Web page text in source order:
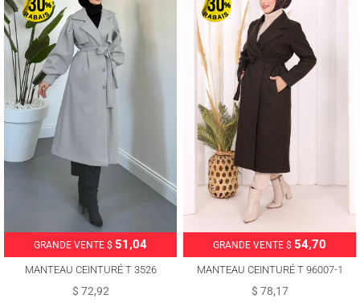
GRANDE VENTE $ 51,04
MANTEAU CEINTURÉ T 3526
$ 72,92
GRANDE VENTE $ 54,70
MANTEAU CEINTURÉ T 96007-1
$ 78,17